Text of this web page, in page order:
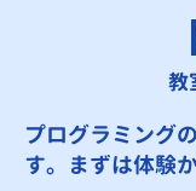
教
プログラミング
す。まずは体験か